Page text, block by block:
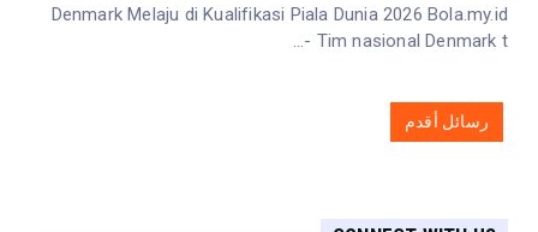
Denmark Melaju di Kualifikasi Piala Dunia 2026 Bola.my.id
- Tim nasional Denmark t...
رسائل أقدم